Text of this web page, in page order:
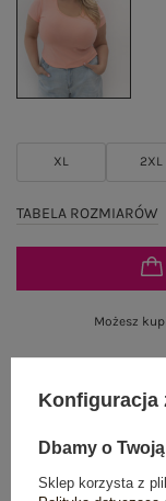
XL 2XL
TABELA ROZMIARÓW
Możesz
Do darmowej
Konfiguracja
Dbamy o
Sklep korzysta z